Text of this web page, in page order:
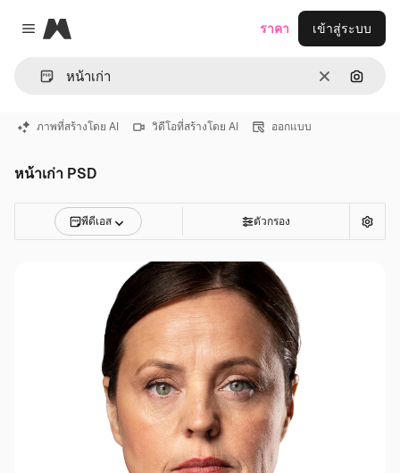
Close menu
Magnific
ชัดเจนค้นหา
ราคา เข้าสู่ระบบ
ภาพที่สร้างโดย AI วิดีโอที่สร้างโดย AI ออกแบบ
หน้าเก่า PSD
พีดีเอส ตัวกรอง